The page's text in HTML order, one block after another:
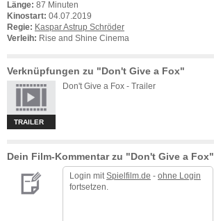
Länge: 87 Minuten
Kinostart: 04.07.2019
Regie: Kaspar Astrup Schröder
Verleih: Rise and Shine Cinema
Verknüpfungen zu "Don't Give a Fox"
TRAILER
Don't Give a Fox - Trailer
Dein Film-Kommentar zu "Don't Give a Fox"
Login mit Spielfilm.de - ohne Login
fortsetzen.